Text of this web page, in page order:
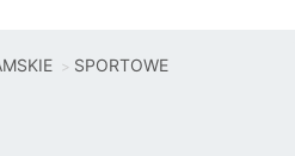
SPORTOWE